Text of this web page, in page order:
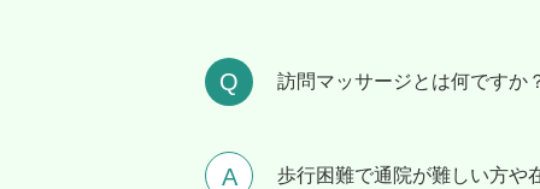
訪問マッサージとは何ですか
歩行困難で通院が難しい方や